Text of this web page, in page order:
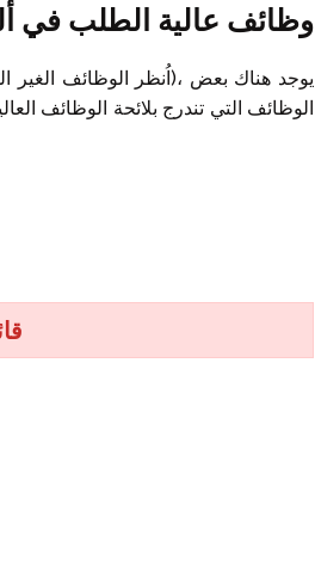
وظائف عالية الطلب في
الوظائف التي تندرج بلائحة الوظائف